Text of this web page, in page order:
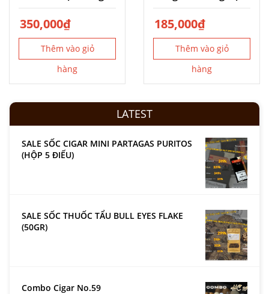
Ring 26
350,000₫
Thêm vào giỏ
hàng
Đồng
185,000₫
Thêm vào giỏ
hàng
LATEST
SALE SỐC CIGAR MINI PARTAGAS PURITOS
(HỘP 5 ĐIẾU)
SALE SỐC THUỐC TẨU BULL EYES FLAKE
(50GR)
Combo Cigar No.59